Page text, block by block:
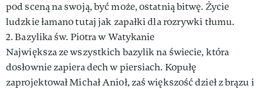
pod sceną na swoją, być może, ostatnią bitwę. Życie
ludzkie łamano tutaj jak zapałki dla rozrywki tłumu.
2. Bazylika św. Piotra w Watykanie
Największa ze wszystkich bazylik na świecie, która
dosłownie zapiera dech w piersiach. Kopułę
zaprojektował Michał Anioł, zaś większość dzieł z brązu i